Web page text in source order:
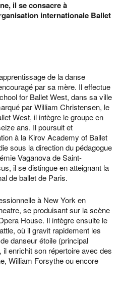
il se consacre à
internationale Ballet
de la danse
par sa mère. Il effectue
for Ballet West, dans sa ville
par William Christensen, le
West, il intègre le groupe en
ans. Il poursuit et
à la Kirov Academy of Ballet
sous la direction du pédagogue
Vaganova de Saint-
il se distingue en atteignant la
de ballet de Paris.
à New York en
se produisant sur la scène
House. Il intègre ensuite le
où il gravit rapidement les
danseur étoile (principal
enrichit son répertoire avec des
William Forsythe ou encore